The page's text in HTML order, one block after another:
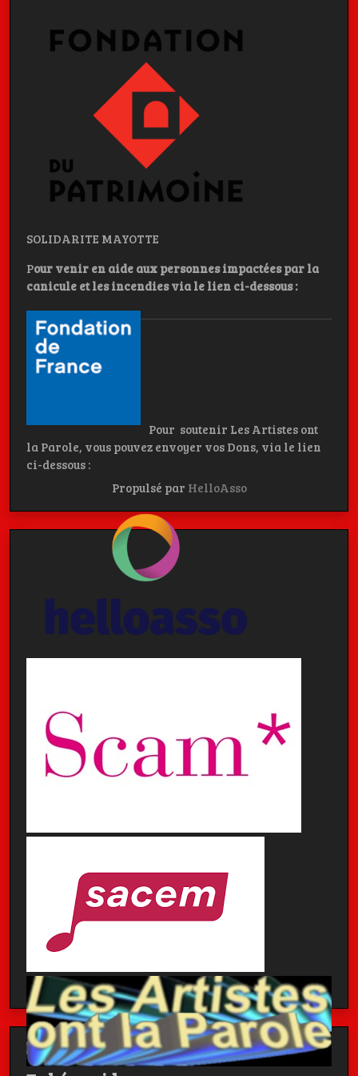
SOLIDARITE MAYOTTE
Pour venir en aide aux personnes impactées par la
canicule et les incendies via le lien ci-dessous :
Pour soutenir Les Artistes ont
la Parole, vous pouvez envoyer vos Dons, via le lien
ci-dessous :
Propulsé par HelloAsso